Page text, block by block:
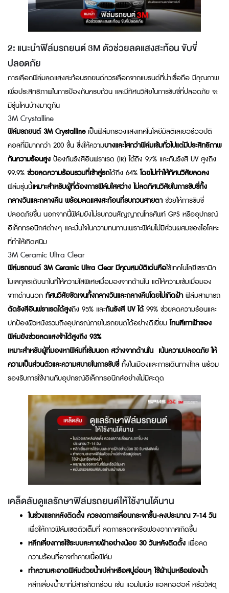
2: แนะนำฟิล์มรถยนต์ 3M ตัวช่วยลดแสงสะท้อน ขับขี่
ปลอดภัย
การเลือกฟิล์มลดแสงสะท้อนรถยนต์ควรเลือกจากแบรนด์ที่น่าเชื่อถือ มีคุณภาพ
เพื่อประสิทธิภาพในการป้องกันครบถ้วน และมีทัศนวิสัยในการขับขี่ที่ปลอดภัย จะ
มีรุ่นไหนบ้างมาดูกัน
3M Crystalline
ฟิล์มรถยนต์ 3M Crystallineเป็นฟิล์มกรองแสงเทคโนโลยีมัลติเลเยอร์ออปติ
คอลที่มีมากกว่า 200 ชั้น ซึ่งให้ความบางและใสกว่าฟิล์มเข้มทั่วไปแต่มีประสิทธิภาพ
กันความร้อนสูง ป้องกันรังสีอินฟราเรด (IR) ได้ถึง 97% และกันรังสี UV สูงถึง
99.9% ช่วยลดความร้อนรวมที่เข้าสู่รถได้ถึง 64%โดยไม่ทำให้ทัศนวิสัยลดลง
ฟิล์มรุ่นนี้เหมาะสำหรับผู้ที่ต้องการฟิล์มใสสว่าง ไม่ลดทัศนวิสัยในการขับขี่ทั้ง
กลางวันและกลางคืน พร้อมลดแสงสะท้อนที่รบกวนสายตาช่วยให้การขับขี่
ปลอดภัยขึ้น นอกจากนี้ฟิล์มยังไม่รบกวนสัญญาณโทรศัพท์ GPS หรืออุปกรณ์
อิเล็กทรอนิกส์ต่างๆ และมั่นใจในความทนทานเพราะฟิล์มไม่มีส่วนผสมของไอโลหะ
ที่ทำให้เกิดสนิม
3M Ceramic Ultra Clear
ฟิล์มรถยนต์ 3M Ceramic Ultra Clear มีคุณสมบัติเด่นคือใช้เทคโนโลยีเซรามิค
โมเลกุลระดับนาโนที่ให้ความใสพิเศษเมื่อมองจากด้านใน แต่ให้ความเข้มเมื่อมอง
จากด้านนอก ทัศนวิสัยชัดเจนทั้งกลางวันและกลางคืนโดยไม่เกิดฝ้าฟิล์มสามารถ
ตัดรังสีอินฟราเรดได้สูงถึง 95% และกันรังสี UV ได้ 99% ช่วยลดความร้อนและ
ปกป้องผิวหนังรวมถึงอุปกรณ์ภายในรถยนต์ได้อย่างดีเยี่ยมโทนสีเทาฟ้าของ
ฟิล์มยังช่วยลดแสงจ้าได้สูงถึง 93%
เหมาะสำหรับผู้ที่มองหาฟิล์มที่เข้มนอก สว่างจากด้านใน เน้นความปลอดภัยให้
ความเป็นส่วนตัวและความสบายในการขับขี่ทั้งในเมืองและการเดินทางไกล พร้อม
รองรับการใช้งานกับอุปกรณ์อิเล็กทรอนิกส์อย่างไม่มีสะดุด
เคล็ดลับดูแลรักษาฟิล์มรถยนต์ให้ใช้งานได้นาน
ในช่วงแรกหลังติดตั้ง ควรงดการเลื่อนกระจกขึ้น-ลงประมาณ 7-14 วัน
เพื่อให้กาวฟิล์มเซตตัวเต็มที่ ลดการลอกหรือฟองอากาศเกิดขึ้น
หลีกเลี่ยงการใช้ระบบละลายฝ้าอย่างน้อย 30 วันหลังติดตั้ง เพื่อลด
ความร้อนที่อาจทำลายเนื้อฟิล์ม
ทำความสะอาดฟิล์มด้วยน้ำเปล่าหรือสบู่อ่อนๆ ใช้ผ้านุ่มหรือฟองน้ำ
หลีกเลี่ยงน้ำยาที่มีสารกัดกร่อน เช่น แอมโมเนีย แอลกอฮอล์ หรือวัสดุ